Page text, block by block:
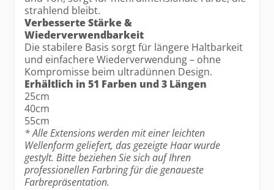
strahlend bleibt.
Verbesserte Stärke &
Wiederverwendbarkeit
Die stabilere Basis sorgt für längere Haltbarkeit
und einfachere Wiederverwendung – ohne
Kompromisse beim ultradünnen Design.
Erhältlich in 51 Farben und 3 Längen
25cm
40cm
55cm
* Alle Extensions werden mit einer leichten
Wellenform geliefert, das gezeigte Haar wurde
gestylt. Bitte beziehen Sie sich auf Ihren
professionellen Farbring für die genaueste
Farbrepräsentation.